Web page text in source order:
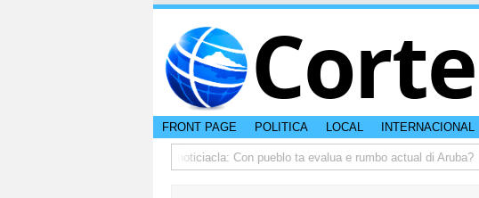
Corte
FRONT PAGE POLITICA LOCAL INTERNACIONAL
Encuesta di noticiacla: Con pueblo ta evalua e rumbo actual di Aruba?